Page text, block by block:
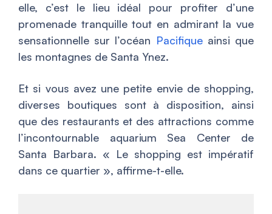
elle, c’est le lieu idéal pour profiter d’une
promenade tranquille tout en admirant la vue
sensationnelle sur l’océan Pacifiqueainsi que
les montagnes de Santa Ynez.
Et si vous avez une petite envie de shopping,
diverses boutiques sont à disposition, ainsi
que des restaurants et des attractions comme
l’incontournable aquarium Sea Center de
Santa Barbara. « Le shopping est impératif
dans ce quartier », affirme-t-elle.